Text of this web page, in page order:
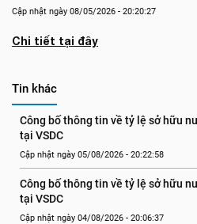
Cập nhật ngày 08/05/2026 - 20:20:27
Chi tiết tại đây
Tin khác
Công bố thông tin về tỷ lệ sở hữu
tại VSDC
Cập nhật ngày 05/08/2026 - 20:22:58
Công bố thông tin về tỷ lệ sở hữu
tại VSDC
Cập nhật ngày 04/08/2026 - 20:06:37